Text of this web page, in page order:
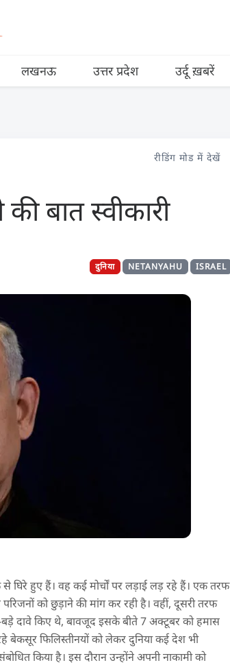
लखनऊ उत्तर प्रदेश उर्दू ख़बरें
रीडिंग मोड में देखें
बात स्वीकारी
ISRAEL
NETANYAHU
दुनिया
से घिरे हुए हैं। वह कई मोर्चों पर लड़ाई लड़ रहे हैं। एक तरफ
को छुड़ाने की मांग कर रही है। वहीं, दूसरी तरफ
दावे किए थे, बावजूद इसके बीते 7 अक्टूबर को हमास
बेकसूर फिलिस्तीनयों को लेकर दुनिया कई देश भी
किया है। इस दौरान उन्होंने अपनी नाकामी को